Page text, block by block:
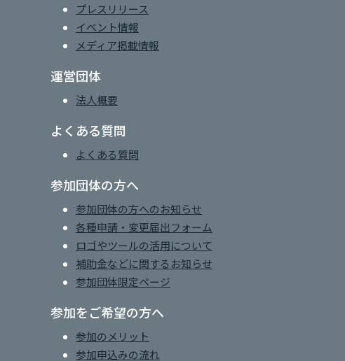
プレスリリース
イベント情報
メディア掲載情報
運営団体
法人概要
よくある質問
よくある質問
参加団体の方へ
参加団体の方へのお知らせ
各種申請・変更届出フォーム
ロゴやツールの活用について
補助金などに関するお知らせ
参加団体限定ページ
参加をご希望の方へ
参加のメリット
参加申込みの流れ